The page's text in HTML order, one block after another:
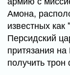
Амона,
известных
Персидский
притязания
получить